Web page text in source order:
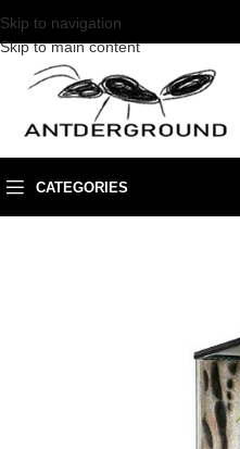
Skip to navigation
Skip to main content
CATEGORIES